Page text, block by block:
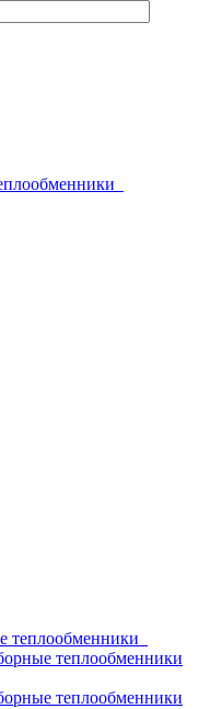
теплообменники
теплообменники
теплообменники